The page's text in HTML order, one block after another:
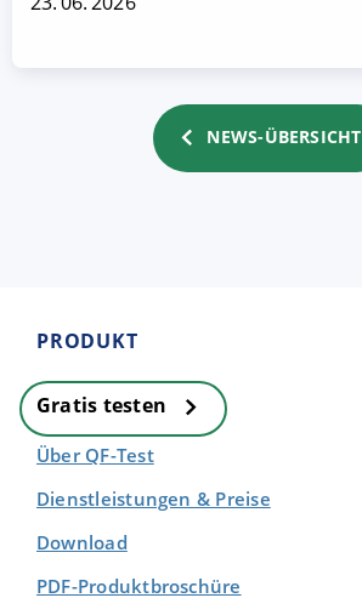
NEWS-ÜBERSICHT
PRODUKT
Gratis testen
Über QF-Test
Dienstleistungen & Preise
Download
PDF-Produktbroschüre